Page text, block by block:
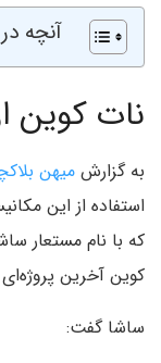
آنچه
نات کوین
به گزارشمیهن
استفاده از این
کوین آخرین
ساشا گفت: